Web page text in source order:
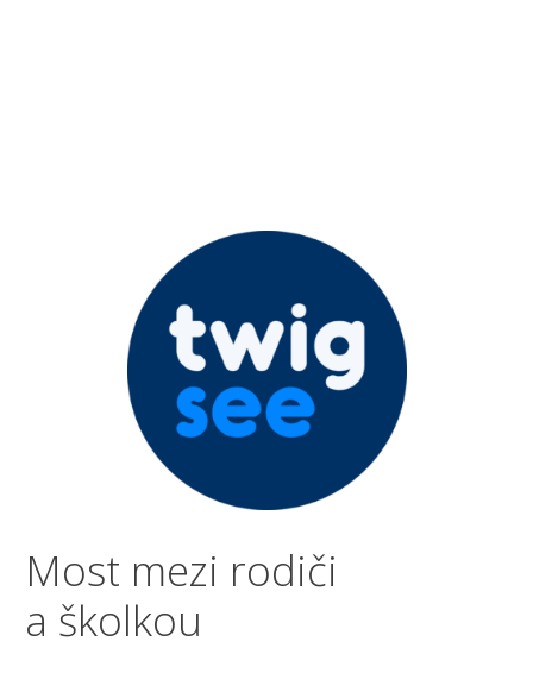
Most mezi rodiči
a školkou